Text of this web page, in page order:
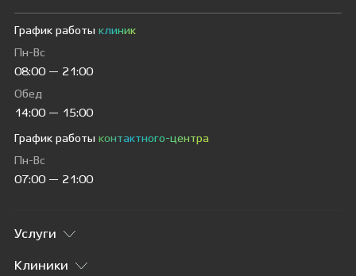
График работы клиник
Пн-Вс
08:00 — 21:00
Обед
14:00 — 15:00
График работы контактного-центра
Пн-Вс
07:00 — 21:00
Услуги
Клиники